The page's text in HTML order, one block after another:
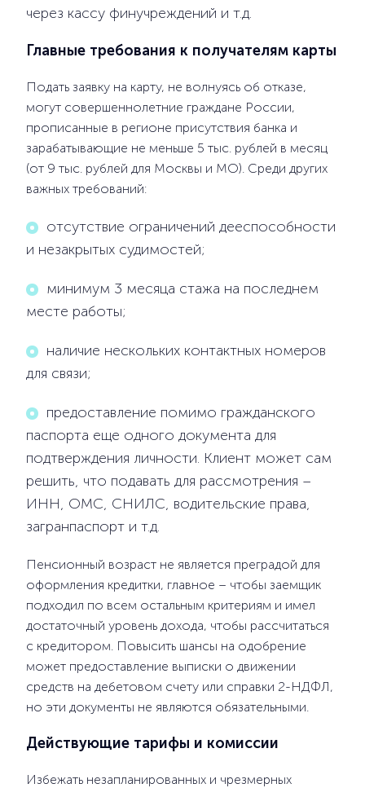
через кассу финучреждений и т.д.
Главные требования к получателям карты
Подать заявку на карту, не волнуясь об отказе,
могут совершеннолетние граждане России,
прописанные в регионе присутствия банка и
зарабатывающие не меньше 5 тыс. рублей в месяц
(от 9 тыс. рублей для Москвы и МО). Среди других
важных требований:
отсутствие ограничений дееспособности
и незакрытых судимостей;
минимум 3 месяца стажа на последнем
месте работы;
наличие нескольких контактных номеров
для связи;
предоставление помимо гражданского
паспорта еще одного документа для
подтверждения личности. Клиент может сам
решить, что подавать для рассмотрения –
ИНН, ОМС, СНИЛС, водительские права,
загранпаспорт и т.д.
Пенсионный возраст не является преградой для
оформления кредитки, главное – чтобы заемщик
подходил по всем остальным критериям и имел
достаточный уровень дохода, чтобы рассчитаться
с кредитором. Повысить шансы на одобрение
может предоставление выписки о движении
средств на дебетовом счету или справки 2-НДФЛ,
но эти документы не являются обязательными.
Действующие тарифы и комиссии
Избежать незапланированных и чрезмерных